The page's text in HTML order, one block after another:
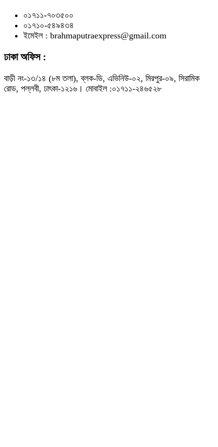
০১৭১১-৭০৩৫০০
০১৭১০-৫৪৯৪৩৪
ইমেইল : brahmaputraexpress@gmail.com
ঢাকা অফিস :
বাড়ী নং-১৩/১৪ (৮ম তলা), ব্লক-ডি, এভিনিউ-০২, মিরপুর-০৯, সিরামিক
রোড, পল্লবী, ঢাৎকা-১২১৬। মোবাইল :০১৭১১-২৪৬৫২৮